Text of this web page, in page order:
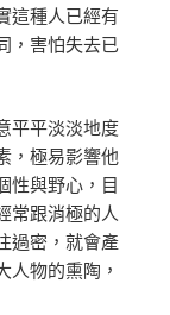
這種人已經有
，害怕失去已
平平淡淡地度
，極易影響他
性與野心，目
常跟消極的人
過密，就會產
人物的熏陶，